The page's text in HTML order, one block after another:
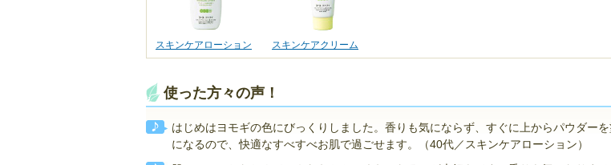
スキンケアローション スキンケアクリーム
使った方々の声！
はじめはヨモギの色にびっくりしました。香りも気にならず、すぐに上からパウダー
になるので、快適なすべすべお肌で過ごせます。（40代／スキンケアローション）